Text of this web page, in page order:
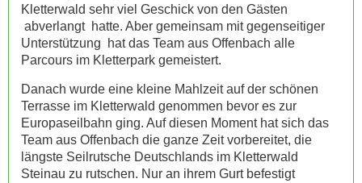
Kletterwald sehr viel Geschick von den Gästen
abverlangt hatte. Aber gemeinsam mit gegenseitiger
Unterstützung hat das Team aus Offenbach alle
Parcours im Kletterpark gemeistert.
Danach wurde eine kleine Mahlzeit auf der schönen
Terrasse im Kletterwald genommen bevor es zur
Europaseilbahn ging. Auf diesen Moment hat sich das
Team aus Offenbach die ganze Zeit vorbereitet, die
längste Seilrutsche Deutschlands im Kletterwald
Steinau zu rutschen. Nur an ihrem Gurt befestigt